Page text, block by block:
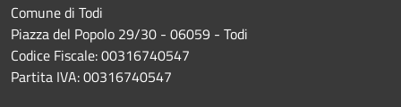
Comune di Todi
Piazza del Popolo 29/30 - 06059 - Todi
Codice Fiscale: 00316740547
Partita IVA: 00316740547